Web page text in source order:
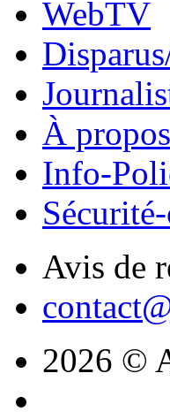
WebTV
À
Info-
Avis de
2026 ©